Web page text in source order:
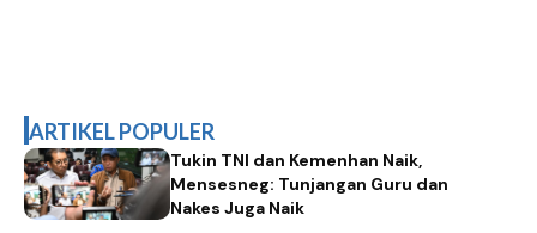
ARTIKEL POPULER
Tukin TNI dan Kemenhan Naik,
Mensesneg: Tunjangan Guru dan
Nakes Juga Naik